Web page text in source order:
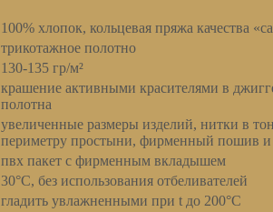
100% хлопок, кольцевая пряжа качества
трикотажное полотно
130-135 гр/м²
крашение активными красителями в
полотна
увеличенные размеры изделий, нитки в
периметру простыни, фирменный пошив и
пвх пакет с фирменным вкладышем
30°С, без использования отбеливателей
гладить увлажненными при t до 200°С